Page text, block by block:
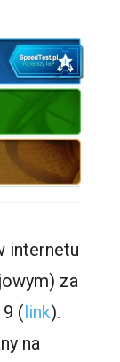
internetu
za
(link).
na